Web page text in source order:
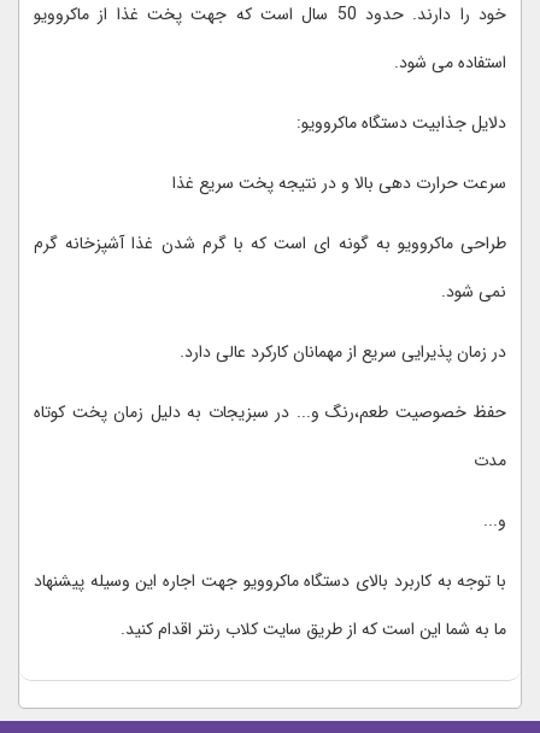
خود را دارند. حدود 50 سال است که جهت پخت غذا از ماکروویو
استفاده می شود.
دلایل جذابیت دستگاه ماکروویو:
سرعت حرارت دهی بالا و در نتیجه پخت سریع غذا
طراحی ماکروویو به گونه ای است که با گرم شدن غذا آشپزخانه گرم
نمی شود.
در زمان پذیرایی سریع از مهمانان کارکرد عالی دارد.
حفظ خصوصیت طعم،رنگ و... در سبزیجات به دلیل زمان پخت کوتاه
مدت
و...
با توجه به کاربرد بالای دستگاه ماکروویو جهت اجاره این وسیله پیشنهاد
ما به شما این است که از طریق سایت کلاب رنتر اقدام کنید.